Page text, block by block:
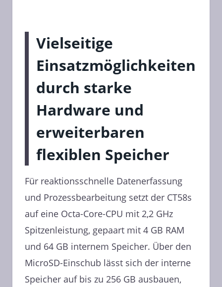
Vielseitige
Einsatzmöglichkeiten
durch starke
Hardware und
erweiterbaren
flexiblen Speicher
Für reaktionsschnelle Datenerfassung
und Prozessbearbeitung setzt der CT58s
auf eine Octa-Core-CPU mit 2,2 GHz
Spitzenleistung, gepaart mit 4 GB RAM
und 64 GB internem Speicher. Über den
MicroSD-Einschub lässt sich der interne
Speicher auf bis zu 256 GB ausbauen,